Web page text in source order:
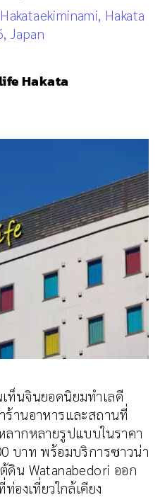
Hakata
Japan
Hakata
ท็นจินยอดนิยมทำเลดี
ร้านอาหารและสถานที่
ลากหลายรูปแบบในราคา
บาท พร้อมบริการซาวน่า
ดิน Watanabedori ออก
องเที่ยวใกล้เคียง